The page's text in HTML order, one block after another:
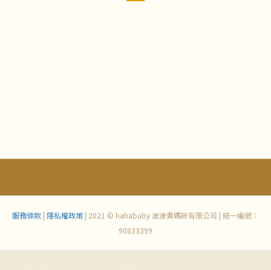
服務條款 | 隱私權政策 | 2021 © hahababy 波波貴媽咪有限公司 | 統一編號：
90833399